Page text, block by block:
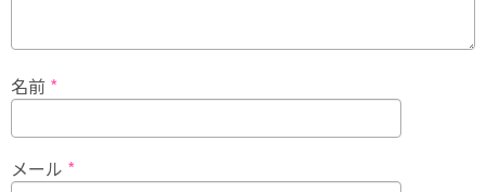
名前 *
メール *